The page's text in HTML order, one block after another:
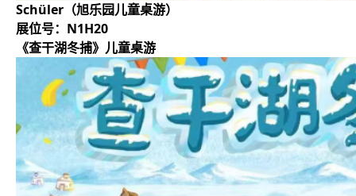
Schüler（旭乐园儿童桌游）
展位号：N1H20
《查干湖冬捕》儿童桌游